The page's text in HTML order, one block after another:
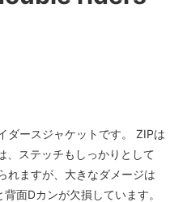
ダースジャケットです。 ZIPは
、ステッチもしっかりとして
れますが、大きなダメージは
面Dカンが欠損しています。